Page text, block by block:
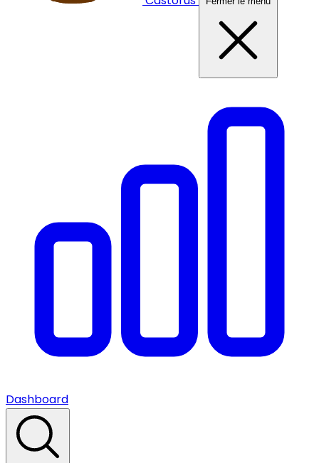
Dashboard